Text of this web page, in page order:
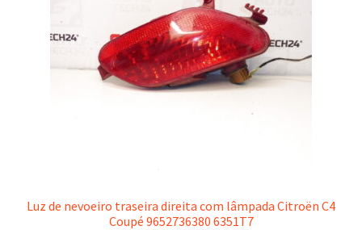
Luz de nevoeiro traseira direita com lâmpada Citroën C4
Coupé 9652736380 6351T7